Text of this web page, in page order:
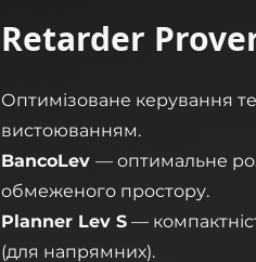
Retarder
Оптимізоване керування
вистоюванням.
BancoLev — оптимальне
обмеженого простору.
Planner Lev S —
(для напрямних).